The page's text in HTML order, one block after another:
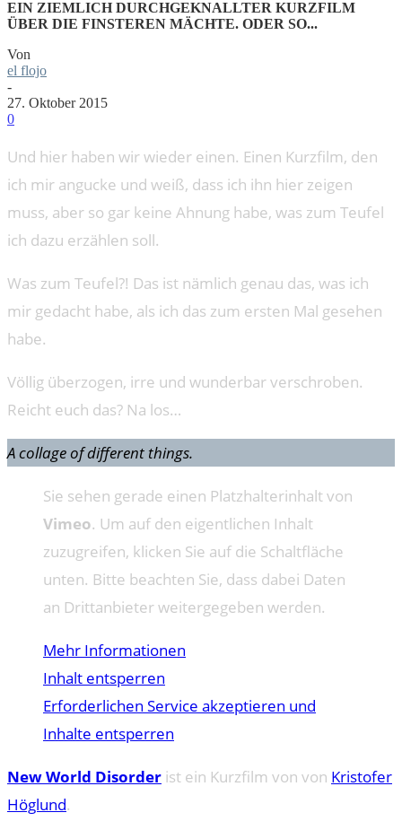
EIN ZIEMLICH DURCHGEKNALLTER KURZFILM
ÜBER DIE FINSTEREN MÄCHTE. ODER SO...
Von
el flojo
-
27. Oktober 2015
0
Und hier haben wir wieder einen. Einen Kurzfilm, den
ich mir angucke und weiß, dass ich ihn hier zeigen
muss, aber so gar keine Ahnung habe, was zum Teufel
ich dazu erzählen soll.
Was zum Teufel?! Das ist nämlich genau das, was ich
mir gedacht habe, als ich das zum ersten Mal gesehen
habe.
Völlig überzogen, irre und wunderbar verschroben.
Reicht euch das? Na los…
A collage of different things.
Sie sehen gerade einen Platzhalterinhalt von
Vimeo. Um auf den eigentlichen Inhalt
zuzugreifen, klicken Sie auf die Schaltfläche
unten. Bitte beachten Sie, dass dabei Daten
an Drittanbieter weitergegeben werden.
Mehr Informationen
Inhalt entsperren
Erforderlichen Service akzeptieren und
Inhalte entsperren
New World Disorder ist ein Kurzfilm von von Kristofer
Höglund.